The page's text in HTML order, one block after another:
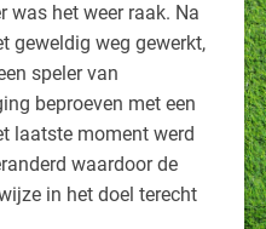
was het weer raak. Na
geweldig weg gewerkt,
speler van
beproeven met een
laatste moment werd
waardoor de
in het doel terecht